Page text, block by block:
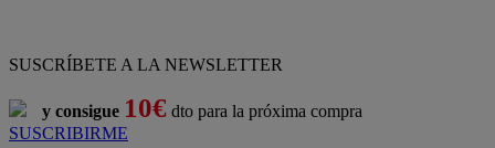
SUSCRÍBETE A LA NEWSLETTER
y consigue 10€ dto para la próxima compra
SUSCRIBIRME